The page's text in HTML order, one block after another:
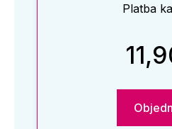
Platba